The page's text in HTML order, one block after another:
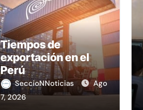
Tiempos de
exportación en el
Perú
SeccioNNoticias
Ago
7, 2026